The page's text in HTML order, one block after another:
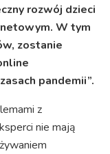
rozwój dzieci
W tym
zostanie
pandemii”.
z
nie mają